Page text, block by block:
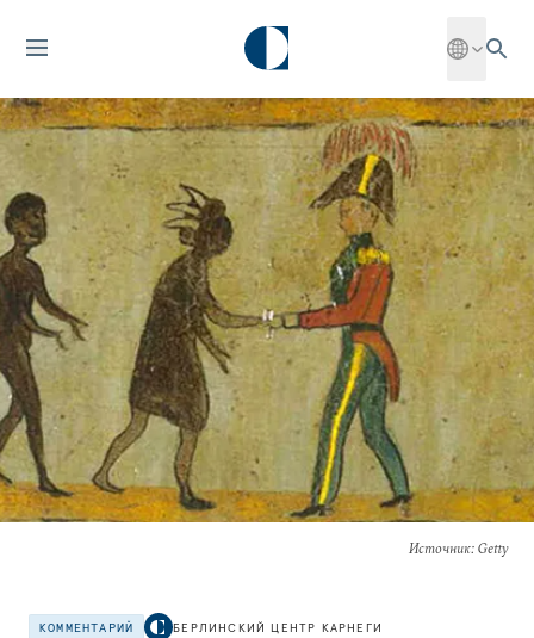
Источник: Getty
КОММЕНТАРИЙ БЕРЛИНСКИЙ ЦЕНТР КАРНЕГИ